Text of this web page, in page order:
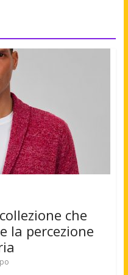
che
la percezione